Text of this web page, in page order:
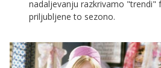
nadaljevanju razkrivamo "trendi"
priljubljene to sezono.